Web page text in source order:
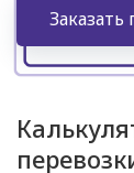
Заказать